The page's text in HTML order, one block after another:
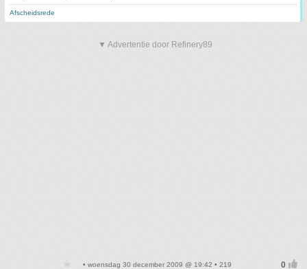
Afscheidsrede
▼ Advertentie door Refinery89
• woensdag 30 december 2009 @ 19:42 • 219